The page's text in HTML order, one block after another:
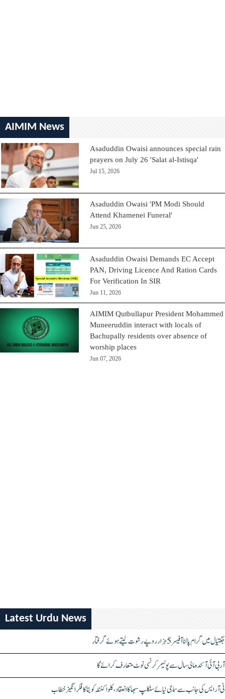
AIMIM News
Asaduddin Owaisi announces special rain
prayers on July 26 'Salat al-Istisqa'
Jul 15, 2026
Asaduddin Owaisi 'PM Modi Should
Attend Khamenei Funeral'
Jun 25, 2026
Asaduddin Owaisi Demands EC Accept
PAN, Driving Licence And Ration Cards
For Verification In SIR
Jun 11, 2026
AIMIM Qutbullapur President Mohammed
Muneeruddin interact with locals of
Bachupally residents over absence of
worship places
Jun 07, 2026
Latest Urdu News
جگتیال میں گرام پالنا آفیسر 5 ہزار روپے رشوت لیتے ہوئے گرفتار
آر بی آئی آئندہ مالی سال سے پولیمر کرنسی نوٹ متعارف کرائے گا
ٹی آر ایس کی جانب سے سماجی نیائے سنکلپ سبھا کا انعقاد، کلواکنٹلہ کویتا کا فکر انگیز خطاب